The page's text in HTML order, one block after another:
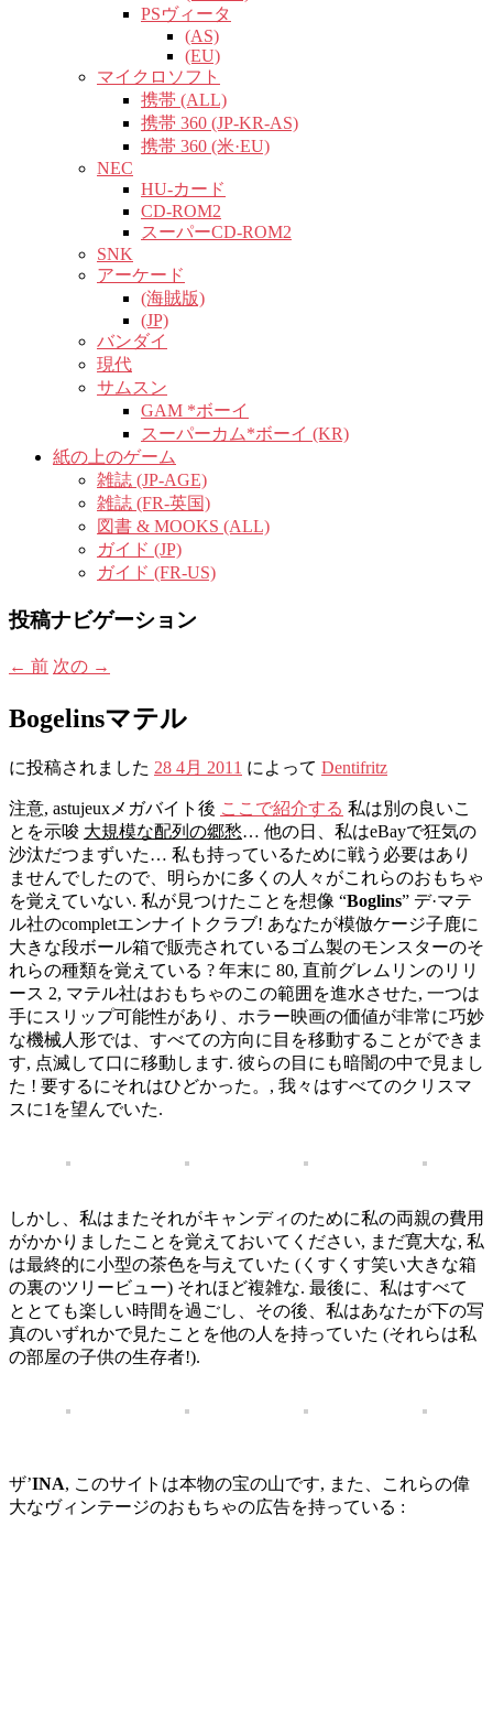
PSヴィータ
(AS)
(EU)
マイクロソフト
携帯 (ALL)
携帯 360 (JP-KR-AS)
携帯 360 (米·EU)
NEC
HU-カード
CD-ROM2
スーパーCD-ROM2
SNK
アーケード
(海賊版)
(JP)
バンダイ
現代
サムスン
GAM *ボーイ
スーパーカム*ボーイ (KR)
紙の上のゲーム
雑誌 (JP-AGE)
雑誌 (FR-英国)
図書 & MOOKS (ALL)
ガイド (JP)
ガイド (FR-US)
投稿ナビゲーション
← 前 次の →
Bogelinsマテル
に投稿されました 28 4月 2011 によって Dentifritz
注意, astujeuxメガバイト後 ここで紹介する 私は別の良いこ
とを示唆 大規模な配列の郷愁… 他の日、私はeBayで狂気の
沙汰だつまずいた… 私も持っているために戦う必要はあり
ませんでしたので、明らかに多くの人々がこれらのおもちゃ
を覚えていない. 私が見つけたことを想像 “Boglins” デ·マテ
ル社のcompletエンナイトクラブ! あなたが模倣ケージ子鹿に
大きな段ボール箱で販売されているゴム製のモンスターのそ
れらの種類を覚えている ? 年末に 80, 直前グレムリンのリリ
ース 2, マテル社はおもちゃのこの範囲を進水させた, 一つは
手にスリップ可能性があり、ホラー映画の価値が非常に巧妙
な機械人形では、すべての方向に目を移動することができま
す, 点滅して口に移動します. 彼らの目にも暗闇の中で見まし
た ! 要するにそれはひどかった。, 我々はすべてのクリスマ
スに1を望んでいた.
しかし、私はまたそれがキャンディのために私の両親の費用
がかかりましたことを覚えておいてください, まだ寛大な, 私
は最終的に小型の茶色を与えていた (くすくす笑い大きな箱
の裏のツリービュー) それほど複雑な. 最後に、私はすべて
ととても楽しい時間を過ごし、その後、私はあなたが下の写
真のいずれかで見たことを他の人を持っていた (それらは私
の部屋の子供の生存者!).
ザ’INA, このサイトは本物の宝の山です, また、これらの偉
大なヴィンテージのおもちゃの広告を持っている :